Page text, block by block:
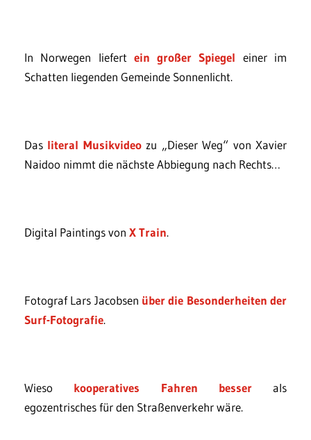
In Norwegen liefert ein großer Spiegel einer im
Schatten liegenden Gemeinde Sonnenlicht.
Das literal Musikvideozu „Dieser Weg“ von Xavier
Naidoo nimmt die nächste Abbiegung nach Rechts…
Digital Paintings von X Train.
Fotograf Lars Jacobsen über die Besonderheiten der
Surf-Fotografie.
Wieso kooperatives Fahren besserals
egozentrisches für den Straßenverkehr wäre.